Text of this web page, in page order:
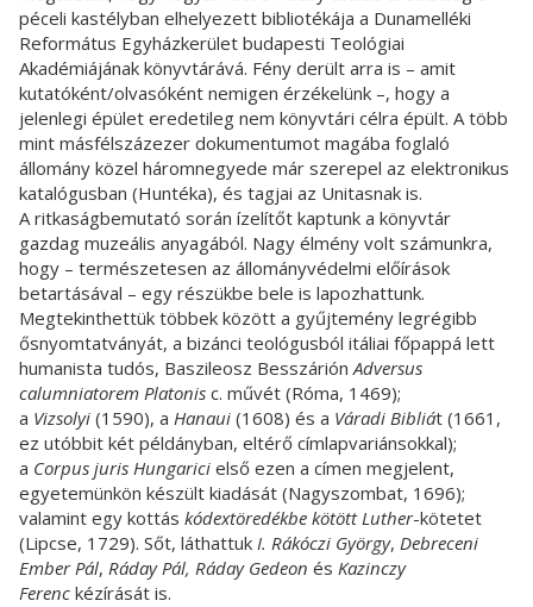
péceli kastélyban elhelyezett bibliotékája a Dunamelléki
Református Egyházkerület budapesti Teológiai
Akadémiájának könyvtárává. Fény derült arra is – amit
kutatóként/olvasóként nemigen érzékelünk –, hogy a
jelenlegi épület eredetileg nem könyvtári célra épült. A több
mint másfélszázezer dokumentumot magába foglaló
állomány közel háromnegyede már szerepel az elektronikus
katalógusban (Huntéka), és tagjai az Unitasnak is.
A ritkaságbemutató során ízelítőt kaptunk a könyvtár
gazdag muzeális anyagából. Nagy élmény volt számunkra,
hogy – természetesen az állományvédelmi előírások
betartásával – egy részükbe bele is lapozhattunk.
Megtekinthettük többek között a gyűjtemény legrégibb
ősnyomtatványát, a bizánci teológusból itáliai főpappá lett
humanista tudós, Baszileosz BesszáriónAdversus
calumniatorem Platonis c. művét (Róma, 1469);
a Vizsolyi (1590), a Hanaui (1608) és a Váradi Bibliát (1661,
ez utóbbit két példányban, eltérő címlapvariánsokkal);
a Corpus juris Hungarici első ezen a címen megjelent,
egyetemünkön készült kiadását (Nagyszombat, 1696);
valamint egy kottás kódextöredékbe kötött Luther-kötetet
(Lipcse, 1729). Sőt, láthattuk I. Rákóczi György, Debreceni
Ember Pál, Ráday Pál, Ráday Gedeon és Kazinczy
Ferenc kézírását is.